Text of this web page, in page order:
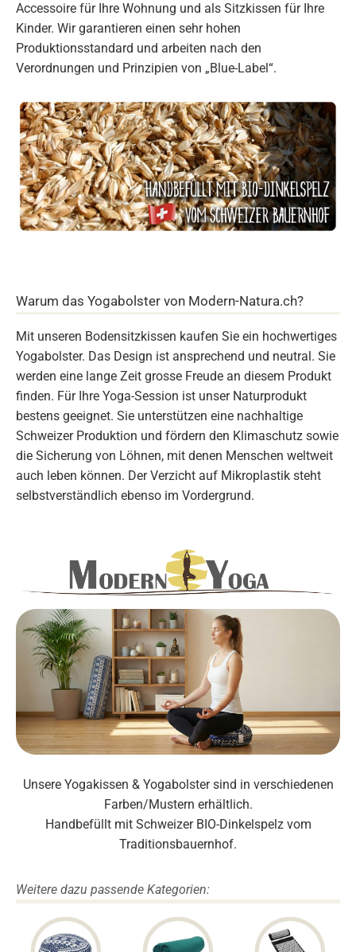
Accessoire für Ihre Wohnung und als Sitzkissen für Ihre
Kinder. Wir garantieren einen sehr hohen
Produktionsstandard und arbeiten nach den
Verordnungen und Prinzipien von „Blue-Label“.
Warum das Yogabolster von Modern-Natura.ch?
Mit unseren Bodensitzkissen kaufen Sie ein hochwertiges
Yogabolster. Das Design ist ansprechend und neutral. Sie
werden eine lange Zeit grosse Freude an diesem Produkt
finden. Für Ihre Yoga-Session ist unser Naturprodukt
bestens geeignet. Sie unterstützen eine nachhaltige
Schweizer Produktion und fördern den Klimaschutz sowie
die Sicherung von Löhnen, mit denen Menschen weltweit
auch leben können. Der Verzicht auf Mikroplastik steht
selbstverständlich ebenso im Vordergrund.
Unsere Yogakissen & Yogabolster sind in verschiedenen
Farben/Mustern erhältlich.
Handbefüllt mit Schweizer BIO-Dinkelspelz vom
Traditionsbauernhof.
Weitere dazu passende Kategorien: